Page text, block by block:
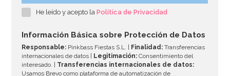
He leído y acepto laPolítica de Privacidad
Información Básica sobre Protección de Datos
Responsable: Pinkbass Fiestas S.L. | Finalidad: Transferencias
internacionales de datos |
Legitimación: Consentimiento del
interesado. | Transferencias internacionales de datos:
Usamos Brevo como plataforma de automatización de